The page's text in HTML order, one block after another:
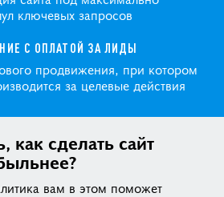
ключевых запросов
С ОПЛАТОЙ ЗА ЛИДЫ
продвижения, при котором
за целевые действия
как сделать сайт
вам в этом поможет